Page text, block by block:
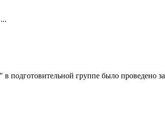
группе было проведено